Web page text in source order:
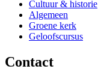
Cultuur & historie
Algemeen
Groene kerk
Geloofscursus
Contact